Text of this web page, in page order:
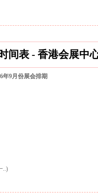
间表 - 香港会展中
年9月份展会排期
..)